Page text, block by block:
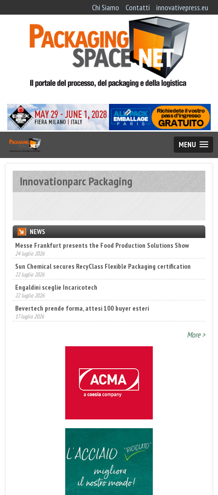
Chi Siamo Contatti innovativepress.eu
MENU
Innovationparc Packaging
NEWS
Messe Frankfurt presents the Food Production Solutions Show
24 luglio 2026
Sun Chemical secures RecyClass Flexible Packaging certification
22 luglio 2026
Engaldini sceglie Incaricotech
22 luglio 2026
Bevertech prende forma, attesi 100 buyer esteri
17 luglio 2026
More >